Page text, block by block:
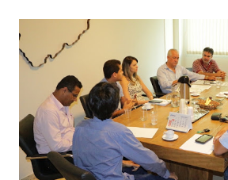
Comércio de Pescado, emitido pelo
fiscal do produto que esteja
apresentou nenhum destes
levado para a delegacia”, explica o
O delegado Leonardo Diniz afirmou
adquirido os peixes em um comércio
Marias. Ele apresentou uma nota